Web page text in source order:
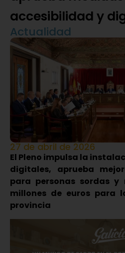
accesibilidad y
Actualidad
27 de abril de 2026
El Pleno impulsa la
digitales, aprueba
para personas sordas y
millones de euros para
provincia